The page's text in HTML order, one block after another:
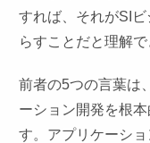
すれば、それがSI
らすことだと理解で
前者の5つの言葉は
ーション開発を根
す。アプリケーシ